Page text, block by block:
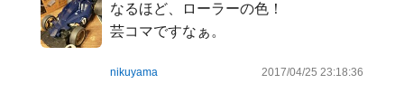
なるほど、ローラーの色！
芸コマですなぁ。
nikuyama 2017/04/25 23:18:36